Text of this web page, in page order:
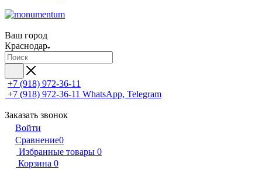
Ваш город
Краснодар
+7 (918) 972-36-11
+7 (918) 972-36-11 WhatsApp, Telegram
Заказать звонок
Войти
Сравнение0
Избранные товары 0
Корзина 0